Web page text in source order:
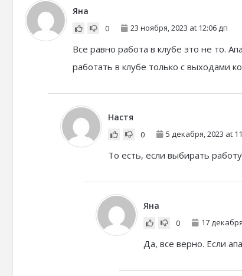
Яна
0 23 ноября, 2023 at 12:06 дп
Все равно работа в клубе это не то.
работать в клубе только с выходами
Настя
0 5 декабря, 2023 at
То есть, если выбирать
Яна
0 17
Да, все верно. Если